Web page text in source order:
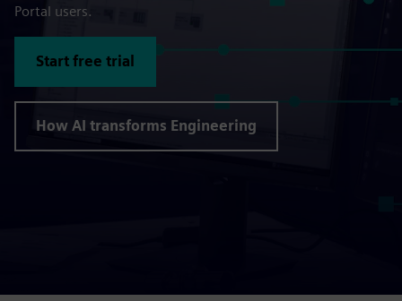
Portal users.
Start free trial
How AI transforms Engineering